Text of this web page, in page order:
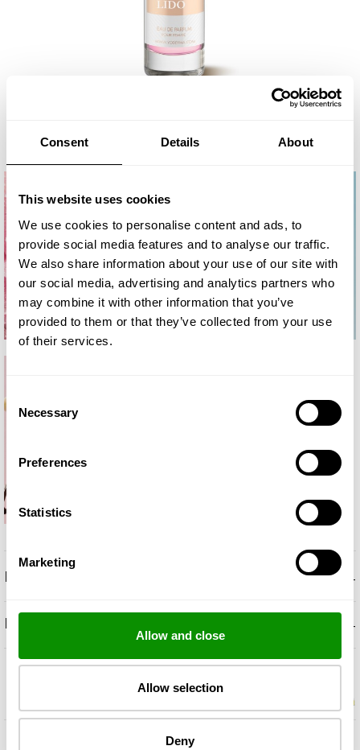
Consent Details About
This website uses cookies
We use cookies to personalise content and ads, to
provide social media features and to analyse our traffic.
We also share information about your use of our site with
our social media, advertising and analytics partners who
may combine it with other information that you’ve
provided to them or that they’ve collected from your use
of their services.
Consent
Selection
Necessary
Preferences
Statistics
Marketing
Allow and close
Allow selection
Deny
ΠΕΡΙΓΡΑΦΉ +
ΝΌΤΕΣ ΟΣΦΡΗΤΙΚΈΣ +